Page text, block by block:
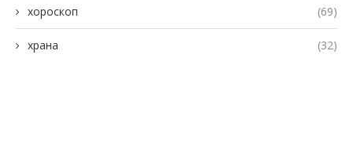
хороскоп (69)
храна (32)